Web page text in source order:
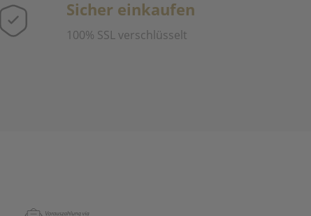
Sicher einkaufen
100% SSL verschlüsselt